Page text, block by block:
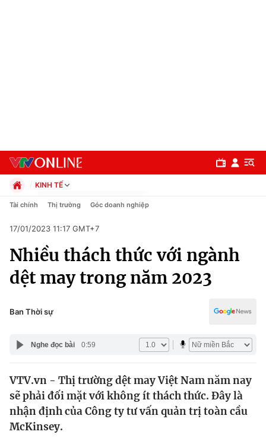
Chuyên mục
Chính trị
Pháp luật
Thế giới
Tin tức
KINH TẾ
Chính trị
Pháp luật
Kinh tế
Thể thao
Truyền hình
Y tế
Công nghệ
Tài chính Thị trường Góc doanh nghiệp
17/01/2023 11:17 GMT+7
Nhiều thách thức với ngành
dệt may trong năm 2023
Ban Thời sự
Nghe đọc bài 0:59
VTV.vn - Thị trường dệt may Việt Nam năm nay
sẽ phải đối mặt với không ít thách thức. Đây là
nhận định của Công ty tư vấn quản trị toàn cầu
McKinsey.